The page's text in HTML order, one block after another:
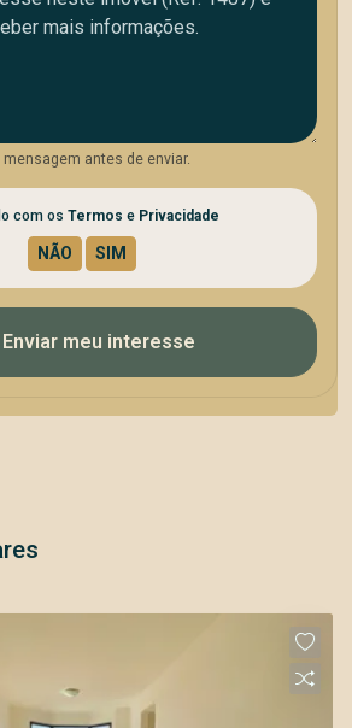
antes de enviar.
com os Termos e Privacidade
Enviar meu interesse